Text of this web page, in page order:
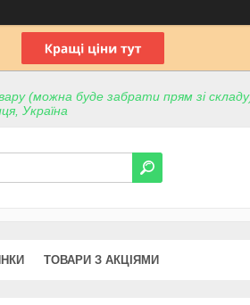
(можна буде забрати прям зі
Україна
ТОВАРИ З АКЦІЯМИ